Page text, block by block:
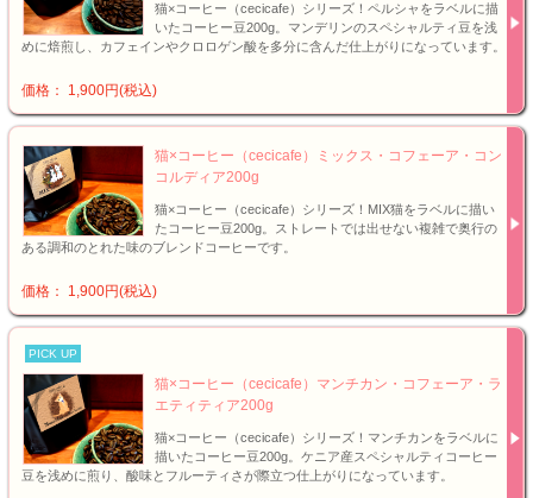
猫×コーヒー（cecicafe）シリーズ！ペルシャをラベルに描
いたコーヒー豆200g。マンデリンのスペシャルティ豆を浅
めに焙煎し、カフェインやクロロゲン酸を多分に含んだ仕上がりになっています。
価格： 1,900円(税込)
猫×コーヒー（cecicafe）ミックス・コフェーア・コン
コルディア200g
猫×コーヒー（cecicafe）シリーズ！MIX猫をラベルに描い
たコーヒー豆200g。ストレートでは出せない複雑で奥行の
ある調和のとれた味のブレンドコーヒーです。
価格： 1,900円(税込)
PICK UP
猫×コーヒー（cecicafe）マンチカン・コフェーア・ラ
エティティア200g
猫×コーヒー（cecicafe）シリーズ！マンチカンをラベルに
描いたコーヒー豆200g。ケニア産スペシャルティコーヒー
豆を浅めに煎り、酸味とフルーティさが際立つ仕上がりになっています。